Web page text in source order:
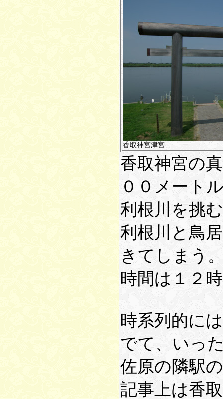
香取神宮津宮
香取神宮の
００メート
利根川を挑
利根川と鳥
きてしまう
時間は１２
時系列的に
でて、いっ
佐原の隣駅
記事上は香